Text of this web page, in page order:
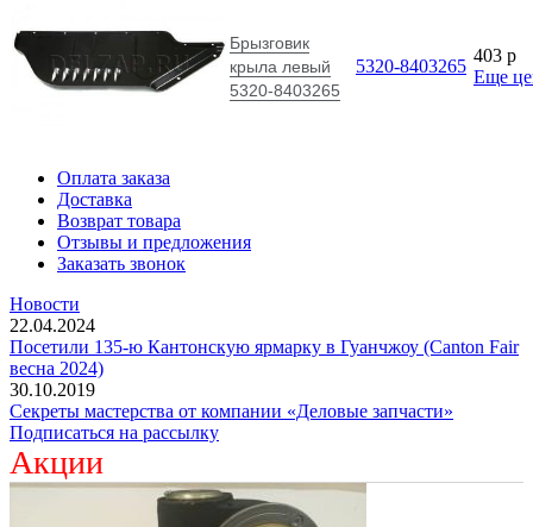
30.10.2019
Секреты мастерства от компании «Деловые запчасти»
Подписаться на рассылку
Акции
Рычаг регулировочный эвольвентный правый шлиц ,гнутый
МАЗ МАЗ
1250p
600p
Еще цены
Арт: 54321-3502135